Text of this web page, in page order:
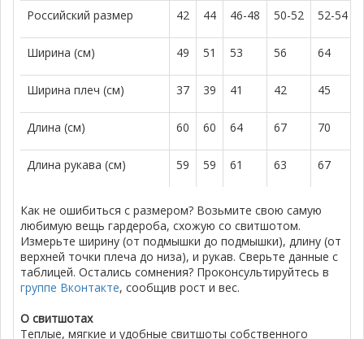
Российский размер 42 44 46-48 50-52 52-54
Ширина (см) 49 51 53 56 64
Ширина плеч (см) 37 39 41 42 45
Длина (см) 60 60 64 67 70
Длина рукава (см) 59 59 61 63 67
Как не ошибиться с размером? Возьмите свою самую
любимую вещь гардероба, схожую со свитшотом.
Измерьте ширину (от подмышки до подмышки), длину (от
верхней точки плеча до низа), и рукав. Сверьте данные с
таблицей. Остались сомнения? Проконсультируйтесь в
группе Вконтакте, сообщив рост и вес.
О свитшотах
Теплые, мягкие и удобные свитшоты собственного